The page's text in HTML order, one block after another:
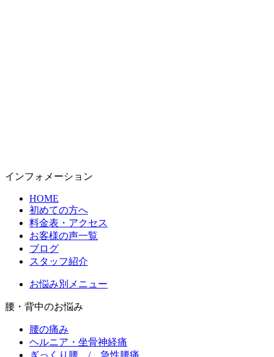
インフォメーション
HOME
初めての方へ
料金表・アクセス
お客様の声一覧
ブログ
スタッフ紹介
お悩み別メニュー
腰・背中のお悩み
腰の痛み
ヘルニア・坐骨神経痛
ぎっくり腰 / 急性腰痛